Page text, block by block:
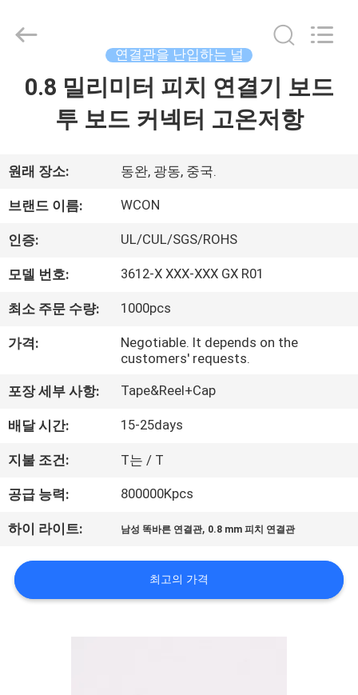
품
회
사
공
장
여
품
질
관
ELECTRONICS
연결관을 난입하는 널
0.8 밀리미터 피치 연결기 보드
투 보드 커넥터 고온저항
원래 장소: 동완, 광동, 중국.
브랜드 이름: WCON
인증: UL/CUL/SGS/ROHS
모델 번호: 3612-X XXX-XXX GX R01
최소 주문 수량: 1000pcs
가격:
Negotiable. It depends on the
customers' requests.
포장 세부 사항: Tape&Reel+Cap
배달 시간: 15-25days
지불 조건: T는 / T
공급 능력: 800000Kpcs
하이 라이트: 남성 똑바른 연결관, 0.8 mm 피치 연결관
최고의 가격